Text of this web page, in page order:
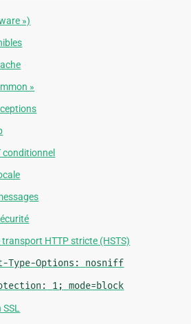
»)
»
conditionnel
transport HTTP stricte (HSTS)
Type-Options:
nosniff
1; mode=block
SSL